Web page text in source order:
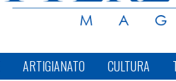
ARTIGIANATO CULTURA